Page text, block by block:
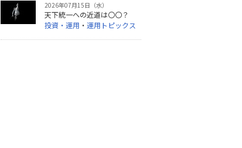
2026年07月15日（水）
天下統一への近道は〇〇？
投資・運用 ・ 運用トピックス